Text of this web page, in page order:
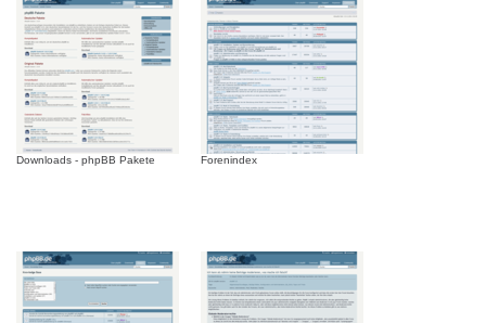
Downloads - phpBB Pakete Forenindex